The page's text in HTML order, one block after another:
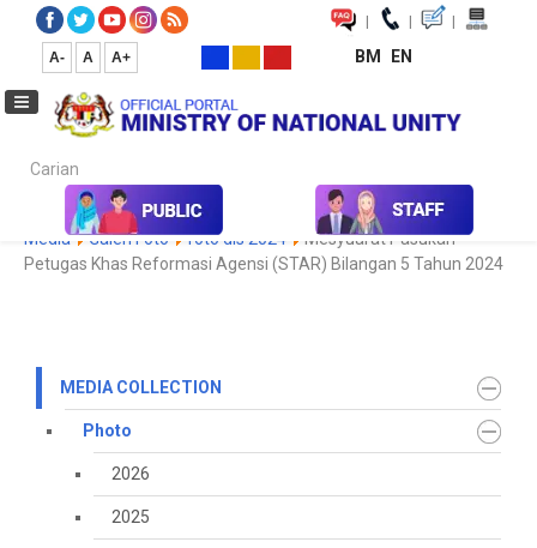
| | |
A- A A+ BM EN
Carian...
Media Media Collection Photo 2022
Koleksi
Media
Galeri Foto foto dis 2024
Mesyuarat Pasukan
Petugas Khas Reformasi Agensi (STAR) Bilangan 5 Tahun 2024
MEDIA COLLECTION
Photo
2026
2025